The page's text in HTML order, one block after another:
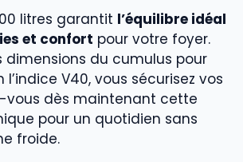
litres garantit l’équilibre idéal
et confort pour votre foyer.
dimensions du cumulus pour
V40, vous sécurisez vos
vous dès maintenant cette
pour un quotidien sans
froide.